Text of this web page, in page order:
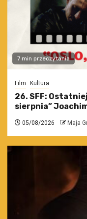
7 min przeczytania
Film Kultura
26. SFF: Ostatniej
sierpnia”
05/08/2026 Maja